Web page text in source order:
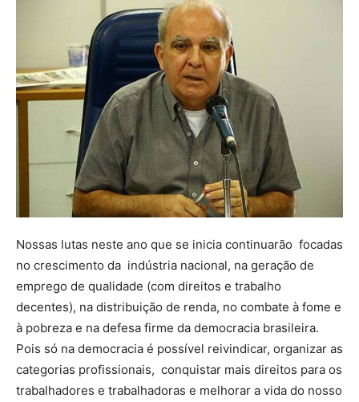
Nossas lutas neste ano que se inicia continuarão focadas
no crescimento da indústria nacional, na geração de
emprego de qualidade (com direitos e trabalho
decentes), na distribuição de renda, no combate à fome e
à pobreza e na defesa firme da democracia brasileira.
Pois só na democracia é possível reivindicar, organizar as
categorias profissionais, conquistar mais direitos para os
trabalhadores e trabalhadoras e melhorar a vida do nosso